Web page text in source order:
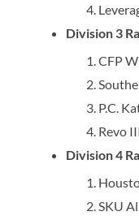
Division 3
CFP
P.C.
Revo
Division 4
SKU